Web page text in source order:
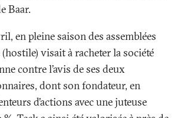
Baar.
en pleine saison des assemblées
(hostile) visait à racheter la société
contre l’avis de ses deux
dont son fondateur, en
d’actions avec une juteuse